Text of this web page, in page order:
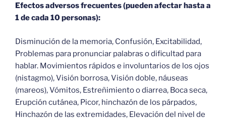
Efectos adversos frecuentes (pueden afectar hasta a
1 de cada 10 personas):
Disminución de la memoria, Confusión, Excitabilidad,
Problemas para pronunciar palabras o dificultad para
hablar. Movimientos rápidos e involuntarios de los ojos
(nistagmo), Visión borrosa, Visión doble, náuseas
(mareos), Vómitos, Estreñimiento o diarrea, Boca seca,
Erupción cutánea, Picor, hinchazón de los párpados,
Hinchazón de las extremidades, Elevación del nivel de